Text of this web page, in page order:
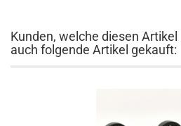
Kunden, welche diesen
auch folgende Artikel gekauft: